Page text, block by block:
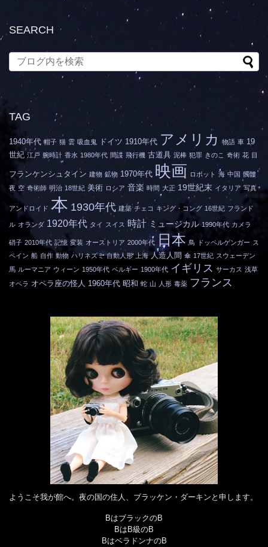
SEARCH
TAG
1940年代 帽子 猫 雲 吸血鬼 ドイツ 1910年代 アメリカ 物語 車 19
世紀 江戸 腕時計 香水 1980年代 間諜 飛行機 古道具 泥棒 犯罪 きのこ 奇術 花 目
フランケンシュタイン 建物 鉱物 1970年代 映画 ロボット 海 中国 髑髏
夜 空 奇術師 明治 18世紀 美術 ロシア 音楽 時間 大正 19世紀末 イタリア 写真
アンドロイド 本 1930年代 建築 チェコ キング・コング 16世紀 フランド
ル オランダ 1920年代 タイ スイス 時計 ミュージカル 1990年代 カメラ
硝子 2010年代 記憶 変装 オーストリア 2000年代 日本 鳥 ドッペルゲンガー ス
ペイン 船 自作 動物 ハリネズミ 自動人形 上海 人造人間 傘 17世紀 スウェーデン
馬 ルーマニア ウィーン 1950年代 ベルギー 1900年代 イギリス サーカス 浅草
オペラ オペラ座の怪人 1960年代 昭和 蛇 山 人形 毒薬 フランス
ようこそ我が館へ。夜の国の住人、ブラッケン・ダーキンと申します。
BはブラックのB
BはB級のB
BはベラドンナのB